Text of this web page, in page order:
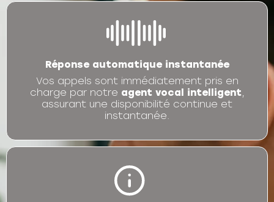
Réponse automatique instantanée
Vos appels sont immédiatement pris en
charge par notre agent vocal intelligent,
assurant une disponibilité continue et
instantanée.